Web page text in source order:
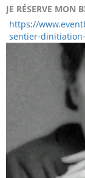
JE RÉSERVE MON
https://
sentier-